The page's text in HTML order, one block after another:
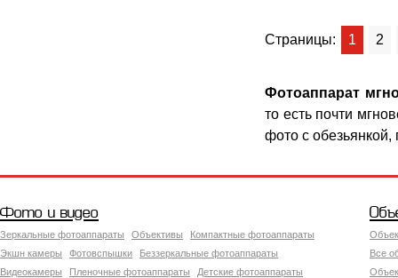
Страницы: 1 2
Фотоаппарат
то есть почти
фото с
Фото и видео
Зеркальные фотоаппараты Объективы
Компактные фотоаппараты
Экшн камеры
Фотовспышки
Беззеркальные фотоаппараты
Видеокамеры
Пленочные фотоаппараты
Детские фотоаппараты
Все